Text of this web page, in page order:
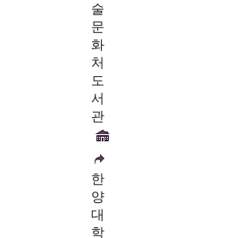
술
문
화
처
도
서
관
한
양
대
학